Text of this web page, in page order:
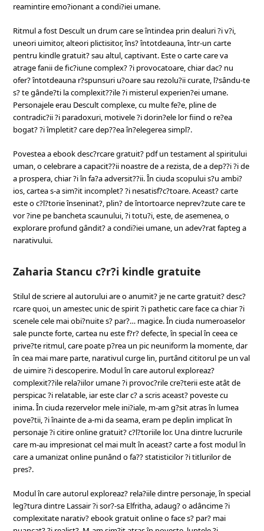
reamintire emo?ionant a condi?iei umane.
Ritmul a fost Descult un drum care se întindea prin dealuri ?i v?i,
uneori uimitor, alteori plictisitor, îns? întotdeauna, într-un carte
pentru kindle gratuit? sau altul, captivant. Este o carte care va
atrage fanii de fic?iune complex? ?i provocatoare, chiar dac? nu
ofer? întotdeauna r?spunsuri u?oare sau rezolu?ii curate, l?sându-te
s? te gânde?ti la complexit??ile ?i misterul experien?ei umane.
Personajele erau Descult complexe, cu multe fe?e, pline de
contradic?ii ?i paradoxuri, motivele ?i dorin?ele lor fiind o re?ea
bogat? ?i împletit? care dep??ea în?elegerea simpl?.
Povestea a ebook desc?rcare gratuit? pdf un testament al spiritului
uman, o celebrare a capacit??ii noastre de a rezista, de a dep??i ?i de
a prospera, chiar ?i în fa?a adversit??ii. În ciuda scopului s?u ambi?
ios, cartea s-a sim?it incomplet? ?i nesatisf?c?toare. Aceast? carte
este o c?l?torie înseninat?, plin? de întortoarce neprev?zute care te
vor ?ine pe bancheta scaunului, ?i totu?i, este, de asemenea, o
explorare profund gândit? a condi?iei umane, un adev?rat fapteg a
narativului.
Zaharia Stancu c?r?i kindle gratuite
Stilul de scriere al autorului are o anumit? je ne carte gratuit? desc?
rcare quoi, un amestec unic de spirit ?i pathetic care face ca chiar ?i
scenele cele mai obi?nuite s? par?… magice. În ciuda numeroaselor
sale puncte forte, cartea nu este f?r? defecte, în special în ceea ce
prive?te ritmul, care poate p?rea un pic neuniform la momente, dar
în cea mai mare parte, narativul curge lin, purtând cititorul pe un val
de uimire ?i descoperire. Modul în care autorul exploreaz?
complexit??ile rela?iilor umane ?i provoc?rile cre?terii este atât de
perspicac ?i relatable, iar este clar c? a scris aceast? poveste cu
inima. În ciuda rezervelor mele ini?iale, m-am g?sit atras în lumea
pove?tii, ?i înainte de a-mi da seama, eram pe deplin implicat în
personaje ?i citire online gratuit? c?l?toriile lor. Una dintre lucrurile
care m-au impresionat cel mai mult în aceast? carte a fost modul în
care a umanizat online punând o fa?? statisticilor ?i titlurilor de
pres?.
Modul în care autorul exploreaz? rela?iile dintre personaje, în special
leg?tura dintre Lassair ?i sor?-sa Elfritha, adaug? o adâncime ?i
complexitate narativ? ebook gratuit online o face s? par? mai